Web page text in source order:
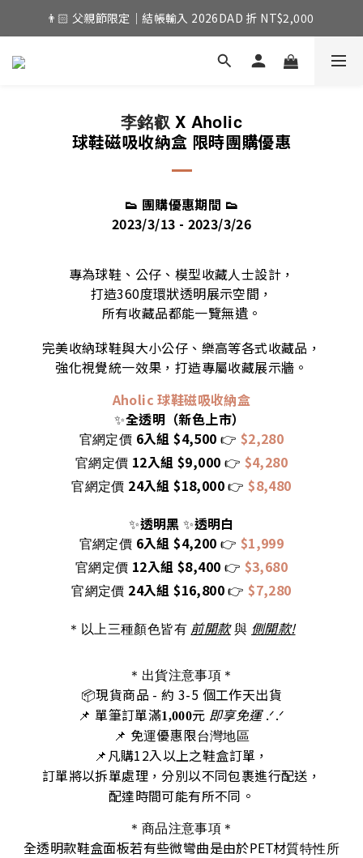
👨🏻 父親節限定｜結帳輸入 2026DAD 折 NT$2,000
李銘叡 X Aholic
球鞋磁吸收納盒 限時團購優惠
👟 團購優惠期間 👟
2023/3/13 - 2023/3/26
專為球鞋、公仔、模型收藏人士設計，
打造360度環狀透明展示空間，
所有收藏品都能一覽無遺。
完美收納球鞋與大小公仔、樂高等各式收藏品，
強化視覺統一效果，打造專屬收藏展示牆。
Aholic 球鞋磁吸收納盒
✨全透明（新色上市）
官網定價 6入組 $4,500 👉 $2,280
官網定價 12入組 $9,000 👉 $4,280
官網定價 24入組 $18,000 👉$8,480
✨透明黑 ✨透明白
官網定價 6入組 $4,200 👉 $1,999
官網定價 12入組 $8,400 👉 $3,680
官網定價 24入組 $16,800 👉$7,280
＊以上三種顏色皆有 前開款 與 側開款!
＊出貨注意事項＊
📦現貨商品 - 約 3-5 個工作天出貨
📌 單筆訂單滿1,000元 即享免運.ᐟ‪‪.ᐟ
📌 免運優惠限台灣地區
📌凡購12入以上之鞋盒訂單，
訂單將以拆單處理，分別以不同包裹進行配送，
配達時間可能有所不同。
＊商品注意事項＊
全透明款鞋盒面板若有些微彎曲是由於PET材質特性所